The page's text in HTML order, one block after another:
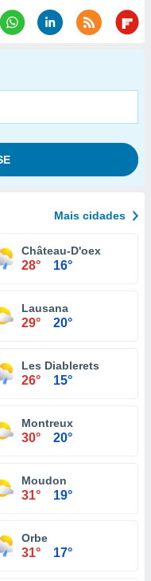
Mais cidades
Château-D'oex
28° 16°
Lausana
29° 20°
Les Diablerets
26° 15°
Montreux
30° 20°
Moudon
31° 19°
Orbe
31° 17°